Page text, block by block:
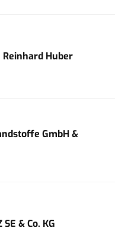
Huber
GmbH &
SE & Co. KG